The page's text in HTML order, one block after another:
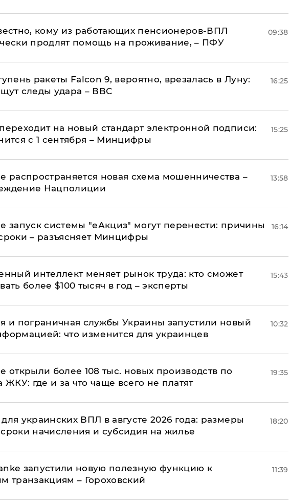
кому из работающих пенсионеров-ВПЛ
продлят помощь на проживание, – ПФУ
09:38
ракеты Falcon 9, вероятно, врезалась в Луну:
следы удара – ВВС
16:25
на новый стандарт электронной подписи:
с 1 сентября – Минцифры
15:25
распространяется новая схема мошенничества –
Нацполиции
13:58
запуск системы "еАкциз" могут перенести: причины
– разъясняет Минцифры
16:14
интеллект меняет рынок труда: кто сможет
более $100 тысяч в год – эксперты
15:43
и пограничная службы Украины запустили новый
что изменится для украинцев
10:32
открыли более 108 тыс. новых производств по
ЖКУ: где и за что чаще всего не платят
19:35
украинских ВПЛ в августе 2026 года: размеры
начисления и субсидия на жилье
18:20
запустили новую полезную функцию к
транзакциям – Гороховский
11:39